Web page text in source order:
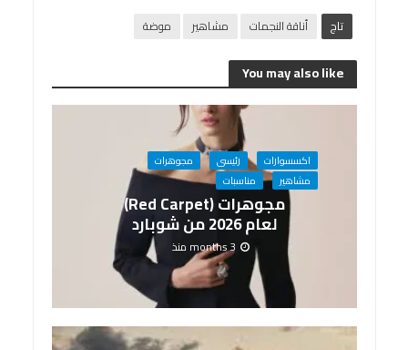
تاج أناقة النجمات مشاهير موضة
You may also like
اكسسوارات رئيسى
مجوهرات
مشاهير
مناسبات
مجوهرات (Red Carpet)
لعام 2026 من شوبارد
3 months منذ